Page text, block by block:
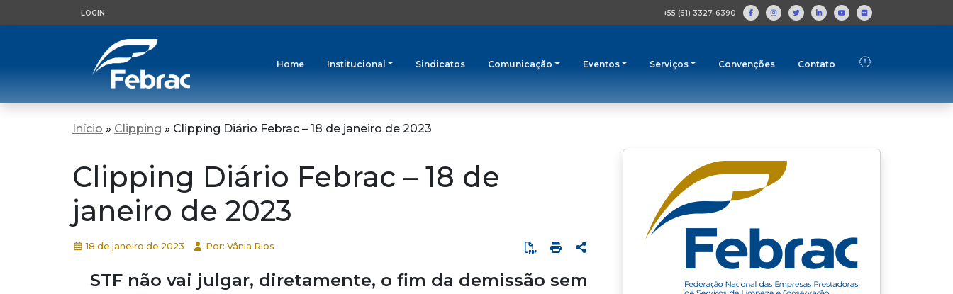
LOGIN +55 (61) 3327-6390
Home Institucional Sindicatos Comunicação Eventos Serviços Convenções Contato
Início » Clipping » Clipping Diário Febrac – 18 de janeiro de 2023
Clipping Diário Febrac – 18 de
janeiro de 2023
18 de janeiro de 2023 Por: Vânia Rios
STF não vai julgar, diretamente, o fim da demissão sem